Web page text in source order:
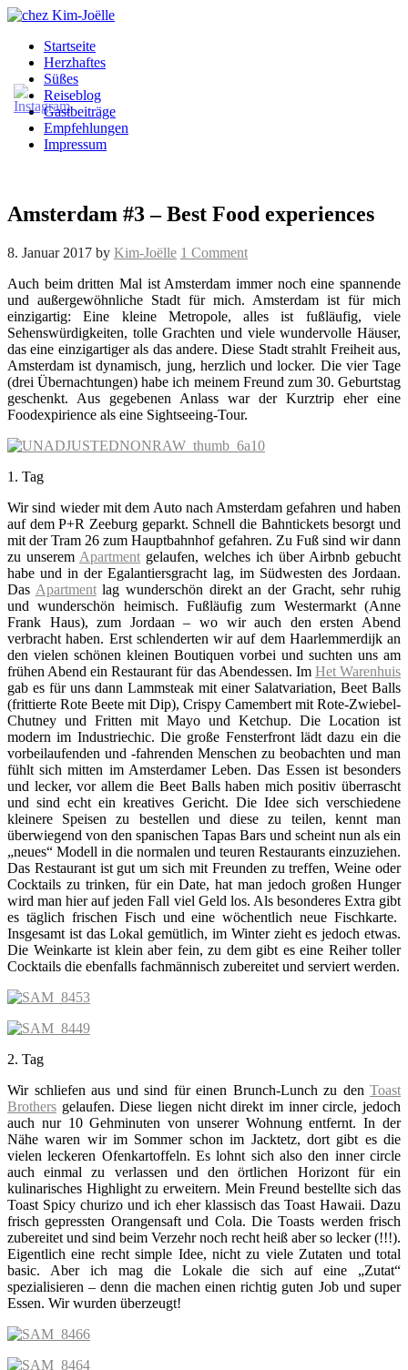
Startseite
Herzhaftes
Süßes
Reiseblog
Gastbeiträge
Empfehlungen
Impressum
Amsterdam #3 – Best Food experiences
8. Januar 2017 by Kim-Joëlle 1 Comment
Auch beim dritten Mal ist Amsterdam immer noch eine spannende
und außergewöhnliche Stadt für mich. Amsterdam ist für mich
einzigartig: Eine kleine Metropole, alles ist fußläufig, viele
Sehenswürdigkeiten, tolle Grachten und viele wundervolle Häuser,
das eine einzigartiger als das andere. Diese Stadt strahlt Freiheit aus,
Amsterdam ist dynamisch, jung, herzlich und locker. Die vier Tage
(drei Übernachtungen) habe ich meinem Freund zum 30. Geburtstag
geschenkt. Aus gegebenen Anlass war der Kurztrip eher eine
Foodexpirience als eine Sightseeing-Tour.
1. Tag
Wir sind wieder mit dem Auto nach Amsterdam gefahren und haben
auf dem P+R Zeeburg geparkt. Schnell die Bahntickets besorgt und
mit der Tram 26 zum Hauptbahnhof gefahren. Zu Fuß sind wir dann
zu unserem Apartment gelaufen, welches ich über Airbnb gebucht
habe und in der Egalantiersgracht lag, im Südwesten des Jordaan.
Das Apartmentlag wunderschön direkt an der Gracht, sehr ruhig
und wunderschön heimisch. Fußläufig zum Westermarkt (Anne
Frank Haus), zum Jordaan – wo wir auch den ersten Abend
verbracht haben. Erst schlenderten wir auf dem Haarlemmerdijk an
den vielen schönen kleinen Boutiquen vorbei und suchten uns am
frühen Abend ein Restaurant für das Abendessen. Im Het Warenhuis
gab es für uns dann Lammsteak mit einer Salatvariation, Beet Balls
(frittierte Rote Beete mit Dip), Crispy Camembert mit Rote-Zwiebel-
Chutney und Fritten mit Mayo und Ketchup. Die Location ist
modern im Industriechic. Die große Fensterfront lädt dazu ein die
vorbeilaufenden und -fahrenden Menschen zu beobachten und man
fühlt sich mitten im Amsterdamer Leben. Das Essen ist besonders
und lecker, vor allem die Beet Balls haben mich positiv überrascht
und sind echt ein kreatives Gericht. Die Idee sich verschiedene
kleinere Speisen zu bestellen und diese zu teilen, kennt man
überwiegend von den spanischen Tapas Bars und scheint nun als ein
„neues“ Modell in die normalen und teuren Restaurants einzuziehen.
Das Restaurant ist gut um sich mit Freunden zu treffen, Weine oder
Cocktails zu trinken, für ein Date, hat man jedoch großen Hunger
wird man hier auf jeden Fall viel Geld los. Als besonderes Extra gibt
es täglich frischen Fisch und eine wöchentlich neue Fischkarte.
Insgesamt ist das Lokal gemütlich, im Winter zieht es jedoch etwas.
Die Weinkarte ist klein aber fein, zu dem gibt es eine Reiher toller
Cocktails die ebenfalls fachmännisch zubereitet und serviert werden.
2. Tag
Wir schliefen aus und sind für einen Brunch-Lunch zu den Toast
Brothers gelaufen. Diese liegen nicht direkt im inner circle, jedoch
auch nur 10 Gehminuten von unserer Wohnung entfernt. In der
Nähe waren wir im Sommer schon im Jacktetz, dort gibt es die
vielen leckeren Ofenkartoffeln. Es lohnt sich also den inner circle
auch einmal zu verlassen und den örtlichen Horizont für ein
kulinarisches Highlight zu erweitern. Mein Freund bestellte sich das
Toast Spicy churizo und ich eher klassisch das Toast Hawaii. Dazu
frisch gepressten Orangensaft und Cola. Die Toasts werden frisch
zubereitet und sind beim Verzehr noch recht heiß aber so lecker (!!!).
Eigentlich eine recht simple Idee, nicht zu viele Zutaten und total
basic. Aber ich mag die Lokale die sich auf eine „Zutat“
spezialisieren – denn die machen einen richtig guten Job und super
Essen. Wir wurden überzeugt!